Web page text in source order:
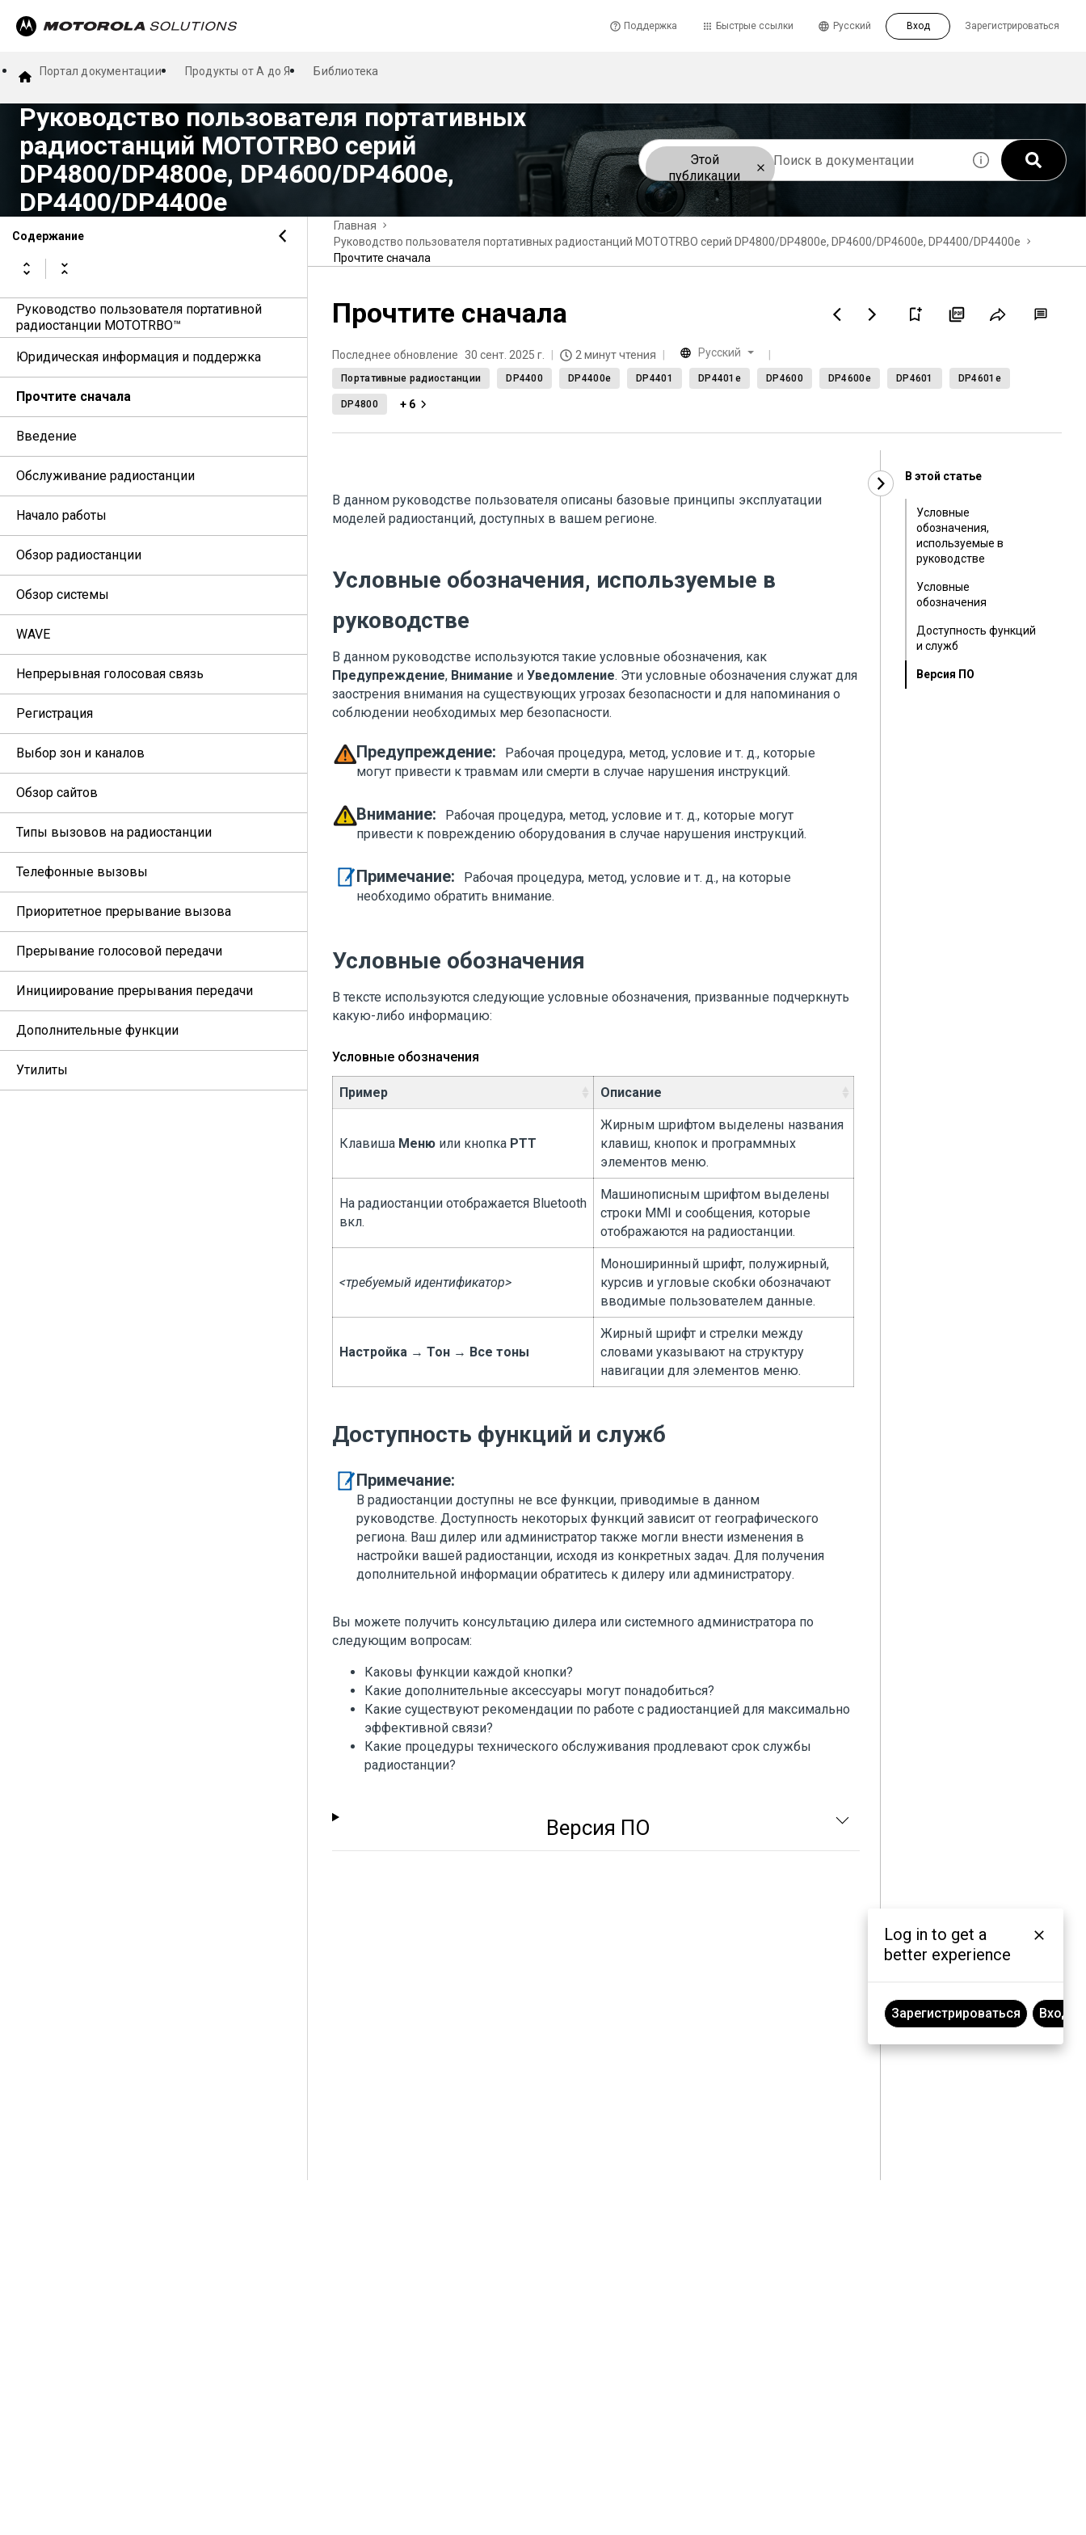
Поддержка Быстрые ссылки Зарегистрироваться
Русский Вход
Портал документации Продукты от А до Я Библиотека
Руководство пользователя портативных
радиостанций MOTOTRBO серий
DP4800/DP4800e, DP4600/DP4600e,
DP4400/DP4400e
Этой
публикации
Содержание
Руководство пользователя портативной
радиостанции MOTOTRBO™
Юридическая информация и поддержка
Прочтите сначала
Введение
Обслуживание радиостанции
Начало работы
Обзор радиостанции
Обзор системы
WAVE
Непрерывная голосовая связь
Регистрация
Выбор зон и каналов
Обзор сайтов
Типы вызовов на радиостанции
Телефонные вызовы
Приоритетное прерывание вызова
Прерывание голосовой передачи
Инициирование прерывания передачи
Дополнительные функции
Утилиты
Главная
Руководство пользователя портативных радиостанций MOTOTRBO серий DP4800/DP4800e, DP4600/DP4600e, DP4400/DP4400e
Прочтите сначала
Прочтите сначала
Последнее обновление 30 сент. 2025 г. 2 минут чтения Русский
Портативные радиостанции DP4400 DP4400e DP4401 DP4401e DP4600 DP4600e DP4601 DP4601e
DP4800 + 6
В данном руководстве пользователя описаны базовые принципы эксплуатации
моделей радиостанций, доступных в вашем регионе.
Условные обозначения, используемые в
руководстве
В данном руководстве используются такие условные обозначения, как
Предупреждение, Внимание и Уведомление. Эти условные обозначения служат для
заострения внимания на существующих угрозах безопасности и для напоминания о
соблюдении необходимых мер безопасности.
Предупреждение:
Рабочая процедура, метод, условие и т. д., которые
могут привести к травмам или смерти в случае нарушения инструкций.
Внимание:
Рабочая процедура, метод, условие и т. д., которые могут
привести к повреждению оборудования в случае нарушения инструкций.
Примечание:
Рабочая процедура, метод, условие и т. д., на которые
необходимо обратить внимание.
Условные обозначения
В тексте используются следующие условные обозначения, призванные подчеркнуть
какую-либо информацию:
Условные обозначения
Пример Описание
Клавиша Меню или кнопка PTT
Жирным шрифтом выделены названия
клавиш, кнопок и программных
элементов меню.
На радиостанции отображается Bluetooth
вкл.
Машинописным шрифтом выделены
строки MMI и сообщения, которые
отображаются на радиостанции.
<требуемый идентификатор>
Моноширинный шрифт, полужирный,
курсив и угловые скобки обозначают
вводимые пользователем данные.
Настройка → Тон → Все тоны
Жирный шрифт и стрелки между
словами указывают на структуру
навигации для элементов меню.
Доступность функций и служб
Примечание:
В радиостанции доступны не все функции, приводимые в данном
руководстве. Доступность некоторых функций зависит от географического
региона. Ваш дилер или администратор также могли внести изменения в
настройки вашей радиостанции, исходя из конкретных задач. Для получения
дополнительной информации обратитесь к дилеру или администратору.
Вы можете получить консультацию дилера или системного администратора по
следующим вопросам:
Каковы функции каждой кнопки?
Какие дополнительные аксессуары могут понадобиться?
Какие существуют рекомендации по работе с радиостанцией для максимально
эффективной связи?
Какие процедуры технического обслуживания продлевают срок службы
радиостанции?
Версия ПО
В этой статье
Условные
обозначения,
используемые в
руководстве
Условные
обозначения
Доступность функций
и служб
Версия ПО
Log in to get a
better experience
Зарегистрироваться Вход